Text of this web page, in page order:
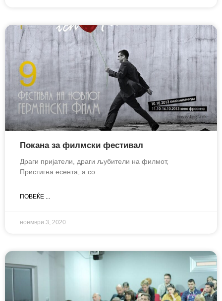
Покана за филмски фестивал
Драги пријатели, драги љубители на филмот,
Пристигна есента, а со
ПОВЕЌЕ ...
ноември 3, 2020